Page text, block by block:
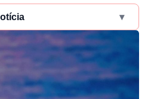
▾